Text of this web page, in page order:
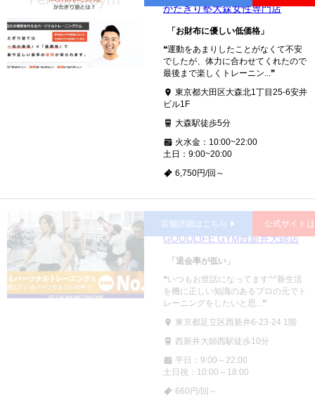
かたぎり塾大森女性専門店
「お財布に優しい低価格」
❝運動をあまりしたことがなくて不安
でしたが、体力に合わせてくれたので
最後まで楽しくトレーニン...❞
東京都大田区大森北1丁目25-6安井
ビル1F
大森駅徒歩5分
火水金：10:00~22:00
土日：9:00~20:00
6,750円/回～
⻄新井
GOODLIFE GYM西新井大師店
「退会率が低い」
❝いつもお世話になってます^^新生活
を機に正しい知識のあるプロの元でト
レーニングをしたいと思...❞
東京都足立区西新井6-23-24 1階
西新井大師西駅徒歩10分
平日：9:00～22:00
土日祝：10:00～18:00
660円/回～
店舗詳細はこちら 公式サイト